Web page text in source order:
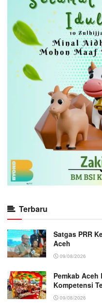
Terbaru
Satgas PRR
Aceh
09/08/2026
Pemkab
Kompetensi
09/08/2026